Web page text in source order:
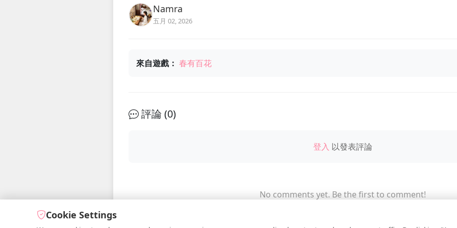
Namra
五月 02, 2026
來自遊戲： 春有百花
評論 (0)
登入 以發表評論
No comments yet. Be the first to comment!
Cookie Settings